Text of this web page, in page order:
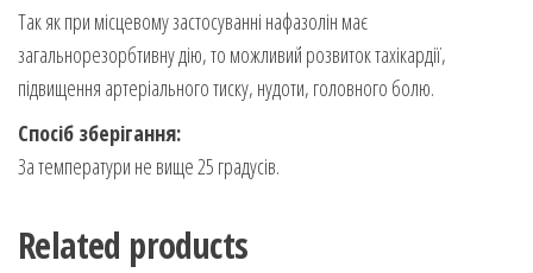
Так як при місцевому застосуванні нафазолін має
загальнорезорбтивну дію, то можливий розвиток тахікардії,
підвищення артеріального тиску, нудоти, головного болю.
Спосіб зберігання:
За температури не вище 25 градусів.
Related products